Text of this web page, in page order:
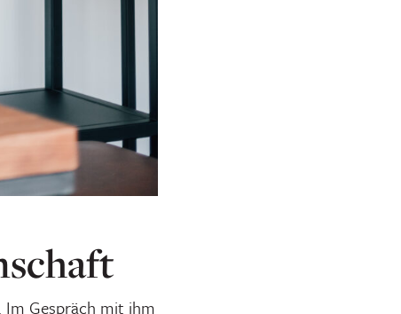
Im Gespräch mit ihm